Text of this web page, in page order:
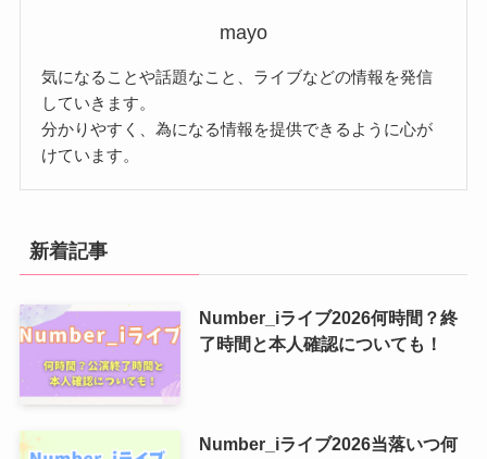
mayo
気になることや話題なこと、ライブなどの情報を発信
していきます。
分かりやすく、為になる情報を提供できるように心が
けています。
新着記事
Number_iライブ2026何時間？終
了時間と本人確認についても！
Number_iライブ2026当落いつ何